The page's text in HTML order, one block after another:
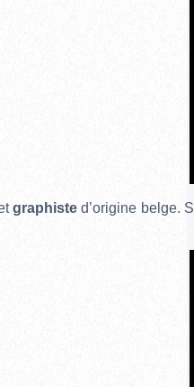
graphiste d’origine belge.